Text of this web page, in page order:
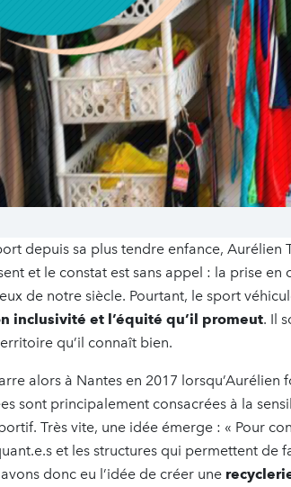
depuis sa plus tendre enfance,
et le constat est sans appel : la prise en
de notre siècle. Pourtant, le sport
inclusivité et l’équité qu’il promeut. Il
qu’il connaît bien.
alors à Nantes en 2017 lorsqu’Aurélien
sont principalement consacrées à la
Très vite, une idée émerge : « Pour
et les structures qui permettent
donc eu l’idée de créer une